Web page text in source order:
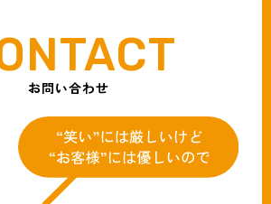
お問い合わせ